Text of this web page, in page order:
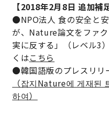
【2018年2月8日 追加補
●NPO法人 食の安全と安
が、Nature論文をファ
実に反する」（レベル3
くはこちら
●韓国語版のプレスリリ
（잡지Nature에 게재된
하여）